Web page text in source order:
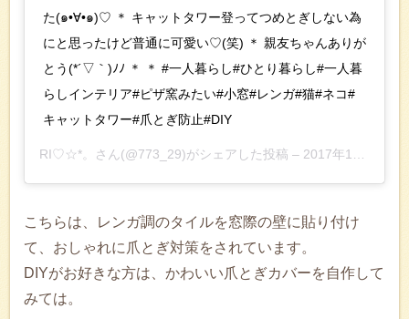
た(๑•∀•๑)♡ ＊ キャットタワー登ってつめとぎしない為
にと思ったけど普通に可愛い♡(笑) ＊ 親友ちゃんありが
とう(*´▽｀)ﾉﾉ ＊ ＊ #一人暮らし#ひとり暮らし#一人暮
らしインテリア#ピザ窯みたい#小窓#レンガ#猫#ネコ#
キャットタワー#爪とぎ防止#DIY
RI♡☆*。 さん(@773_29)がシェアした投稿 – 2017年11月月15日午前5時12分PST
こちらは、レンガ調のタイルを窓際の壁に貼り付け
て、おしゃれに爪とぎ対策をされています。
DIYがお好きな方は、かわいい爪とぎカバーを自作して
みては。